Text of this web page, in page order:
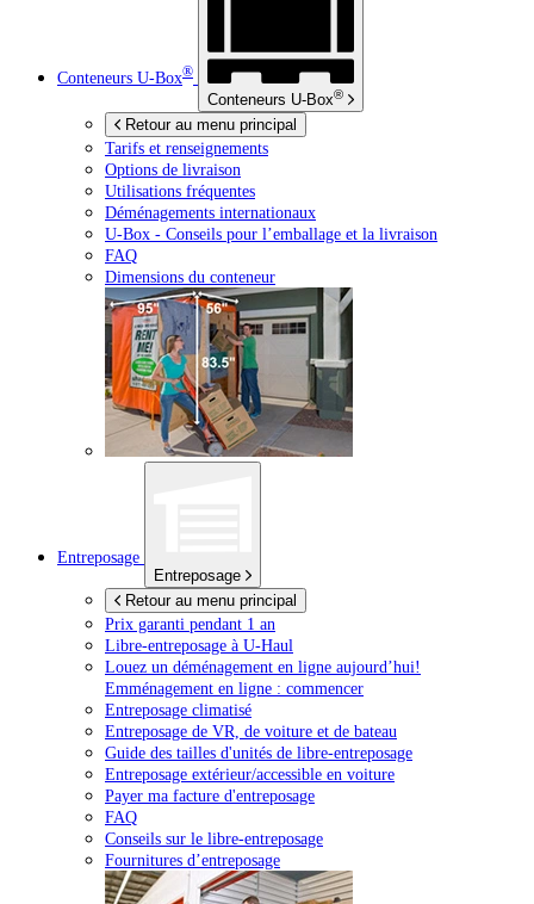
Conteneurs U-Box®
Conteneurs U-Box®
Retour au menu principal
Tarifs et renseignements
Options de livraison
Utilisations fréquentes
Déménagements internationaux
U-Box - Conseils pour l’emballage et la livraison
FAQ
Dimensions du conteneur
Entreposage
Entreposage
Retour au menu principal
Prix garanti pendant 1 an
Libre-entreposage à U-Haul
Louez un déménagement en ligne aujourd’hui!
Emménagement en ligne : commencer
Entreposage climatisé
Entreposage de VR, de voiture et de bateau
Guide des tailles d'unités de libre-entreposage
Entreposage extérieur/accessible en voiture
Payer ma facture d'entreposage
FAQ
Conseils sur le libre-entreposage
Fournitures d’entreposage